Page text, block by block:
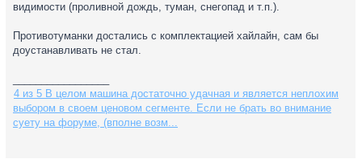
видимости (проливной дождь, туман, снегопад и т.п.).
Противотуманки достались с комплектацией хайлайн, сам бы
доустанавливать не стал.
4 из 5 В целом машина достаточно удачная и является неплохим
выбором в своем ценовом сегменте. Если не брать во внимание
суету на форуме, (вполне возм...